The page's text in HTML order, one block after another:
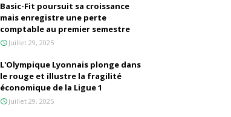
Basic-Fit poursuit sa croissance
mais enregistre une perte
comptable au premier semestre
Juillet 29, 2025
L'Olympique Lyonnais plonge dans
le rouge et illustre la fragilité
économique de la Ligue 1
Juillet 29, 2025